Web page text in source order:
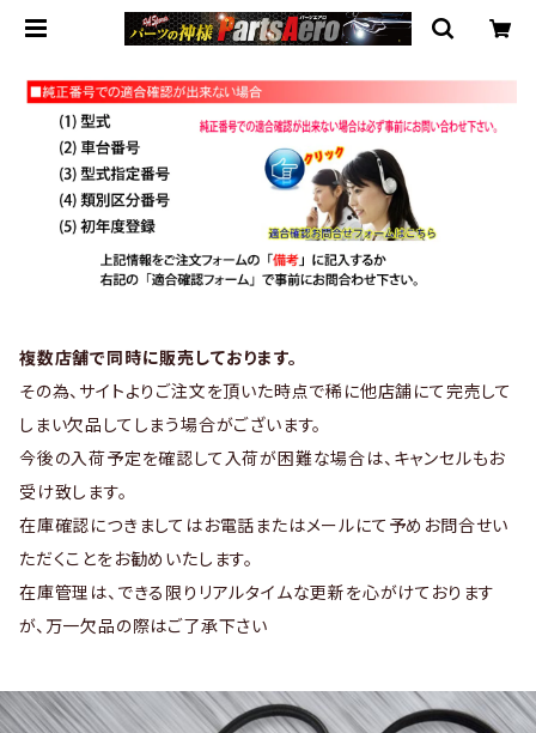
複数店舗で同時に販売しております。
その為、サイトよりご注文を頂いた時点で稀に他店舗にて完売して
しまい欠品してしまう場合がございます。
今後の入荷予定を確認して入荷が困難な場合は、キャンセルもお
受け致します。
在庫確認につきましてはお電話またはメールにて予めお問合せい
ただくことをお勧めいたします。
在庫管理は、できる限りリアルタイムな更新を心がけております
が、万一欠品の際はご了承下さい